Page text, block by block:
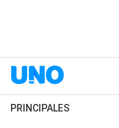
PRINCIPALES